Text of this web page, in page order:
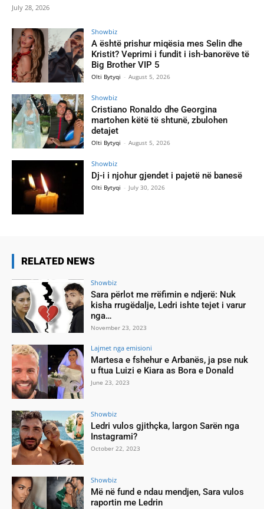
July 28, 2026
Showbiz
A është prishur miqësia mes Selin dhe
Kristit? Veprimi i fundit i ish-banorëve të
Big Brother VIP 5
Olti Bytyqi - August 5, 2026
Showbiz
Cristiano Ronaldo dhe Georgina
martohen këtë të shtunë, zbulohen
detajet
Olti Bytyqi - August 5, 2026
Showbiz
Dj-i i njohur gjendet i pajetë në banesë
Olti Bytyqi - July 30, 2026
RELATED NEWS
Showbiz
Sara përlot me rrëfimin e ndjerë: Nuk
kisha rrugëdalje, Ledri ishte tejet i varur
nga…
November 23, 2023
Lajmet nga emisioni
Martesa e fshehur e Arbanës, ja pse nuk
u ftua Luizi e Kiara as Bora e Donald
June 23, 2023
Showbiz
Ledri vulos gjithçka, largon Sarën nga
Instagrami?
October 22, 2023
Showbiz
Më në fund e ndau mendjen, Sara vulos
raportin me Ledrin